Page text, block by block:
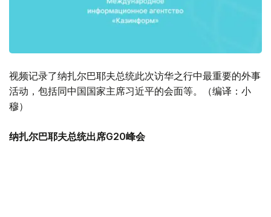
视频记录了纳扎尔巴耶夫总统此次访华之行中最重要的外事
活动，包括同中国国家主席习近平的会面等。（编译：小
穆）
纳扎尔巴耶夫总统出席G20峰会